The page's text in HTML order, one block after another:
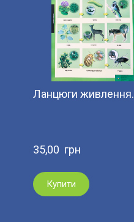
Ланцюги живлення.
35,00  грн
Купити